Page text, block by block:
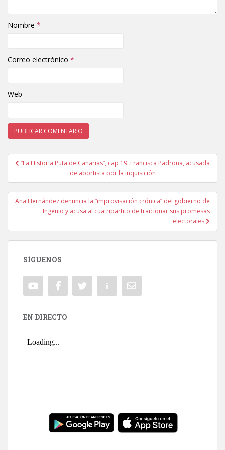
Nombre *
Correo electrónico *
Web
Navegación de entradas
“La Historia Puta de Canarias”, cap 19: Francisca Padrona, acusada
de abortista por la inquisición
Ana Hernández denuncia la “improvisación crónica” del gobierno de
Ingenio y acusa al cuatripartito de traicionar sus promesas
electorales
SÍGUENOS
EN DIRECTO